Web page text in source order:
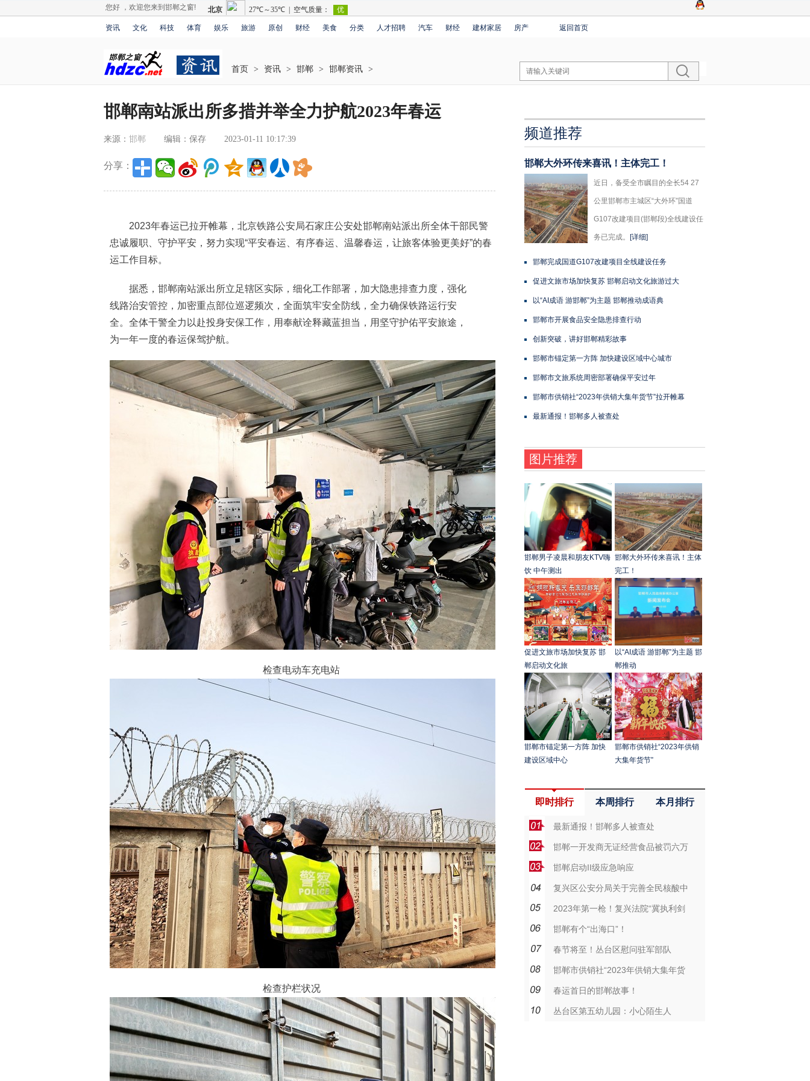
您好 ，欢迎您来到邯郸之窗!
资讯 文化 科技 体育 娱乐 旅游 原创 财经 美食 分类 人才招聘 汽车 财经 建材家居 房产 返回首页
首页 > 资讯 > 邯郸 > 邯郸资讯 >
邯郸南站派出所多措并举全力护航2023年春运
来源： 邯郸 编辑：保存 2023-01-11 10:17:39
分享：
2023年春运已拉开帷幕，北京铁路公安局石家庄公安处邯郸南站派出所全体干部民警
忠诚履职、守护平安，努力实现“平安春运、有序春运、温馨春运，让旅客体验更美好”的春
运工作目标。
据悉，邯郸南站派出所立足辖区实际，细化工作部署，加大隐患排查力度，强化
线路治安管控，加密重点部位巡逻频次，全面筑牢安全防线，全力确保铁路运行安
全。全体干警全力以赴投身安保工作，用奉献诠释藏蓝担当，用坚守护佑平安旅途，
为一年一度的春运保驾护航。
检查电动车充电站
检查护栏状况
频道推荐
邯郸大外环传来喜讯！主体完工！
近日，备受全市瞩目的全长54 27
公里邯郸市主城区“大外环”国道
G107改建项目(邯郸段)全线建设任
务已完成。 [详细]
邯郸完成国道G107改建项目全线建设任务
促进文旅市场加快复苏 邯郸启动文化旅游过大
以“AI成语 游邯郸”为主题 邯郸推动成语典
邯郸市开展食品安全隐患排查行动
创新突破，讲好邯郸精彩故事
邯郸市锚定第一方阵 加快建设区域中心城市
邯郸市文旅系统周密部署确保平安过年
邯郸市供销社“2023年供销大集年货节”拉开帷幕
最新通报！邯郸多人被查处
图片推荐
邯郸男子凌晨和朋友KTV嗨
饮 中午测出
邯郸大外环传来喜讯！主体
完工！
促进文旅市场加快复苏 邯
郸启动文化旅
以“AI成语 游邯郸”为主题 邯
郸推动
邯郸市锚定第一方阵 加快
建设区域中心
邯郸市供销社“2023年供销
大集年货节”
即时排行 本周排行 本月排行
最新通报！邯郸多人被查处
邯郸一开发商无证经营食品被罚六万
邯郸启动II级应急响应
复兴区公安分局关于完善全民核酸中
2023年第一枪！复兴法院“冀执利剑
邯郸有个“出海口”！
春节将至！丛台区慰问驻军部队
邯郸市供销社“2023年供销大集年货
春运首日的邯郸故事！
丛台区第五幼儿园：小心陌生人